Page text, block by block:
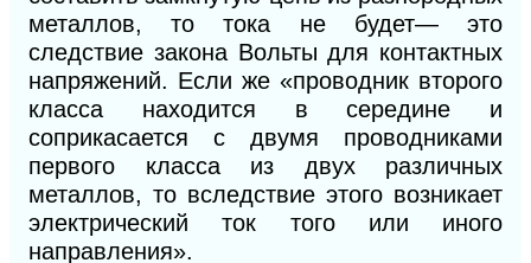
металлов, то тока не будет— это
следствие закона Вольты для контактных
напряжений. Если же «проводник второго
класса находится в середине и
соприкасается с двумя проводниками
первого класса из двух различных
металлов, то вследствие этого возникает
электрический ток того или иного
направления».